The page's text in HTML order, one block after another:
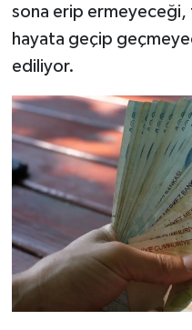
sona erip ermeyeceği,
hayata geçip
ediliyor.